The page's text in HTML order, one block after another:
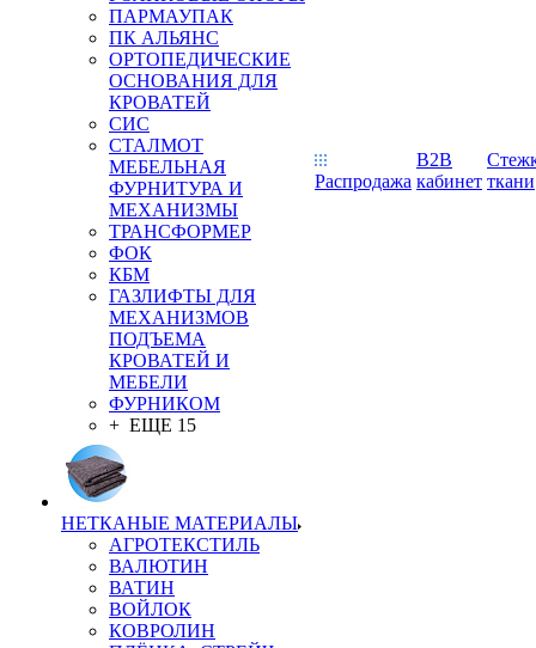
ПАРМАУПАК
ПК АЛЬЯНС
ОРТОПЕДИЧЕСКИЕ
ОСНОВАНИЯ ДЛЯ
КРОВАТЕЙ
СИС
СТАЛМОТ
МЕБЕЛЬНАЯ
ФУРНИТУРА И
МЕХАНИЗМЫ
ТРАНСФОРМЕР
ФОК
КБМ
ГАЗЛИФТЫ ДЛЯ
МЕХАНИЗМОВ
ПОДЪЕМА
КРОВАТЕЙ И
МЕБЕЛИ
ФУРНИКОМ
+ ЕЩЕ 15
НЕТКАНЫЕ МАТЕРИАЛЫ
АГРОТЕКСТИЛЬ
ВАЛЮТИН
ВАТИН
ВОЙЛОК
КОВРОЛИН
Распродажа
B2B
кабинет ткани